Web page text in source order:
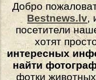
Добро
Bestnews.lv,
посетители
хотят
интересных
найти
фотки животных